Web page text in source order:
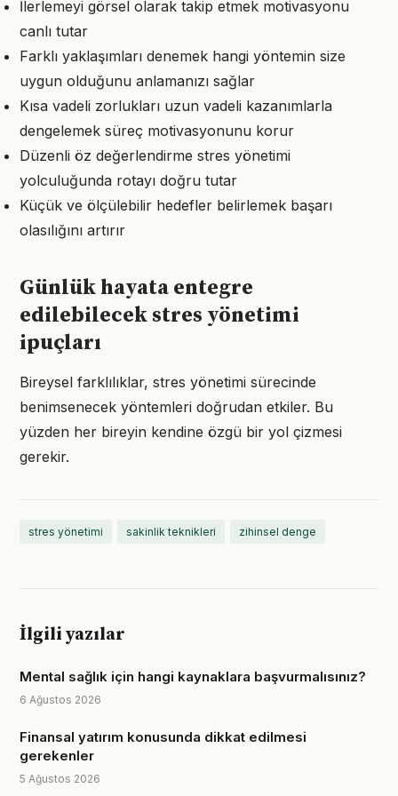
İlerlemeyi görsel olarak takip etmek motivasyonu
canlı tutar
Farklı yaklaşımları denemek hangi yöntemin size
uygun olduğunu anlamanızı sağlar
Kısa vadeli zorlukları uzun vadeli kazanımlarla
dengelemek süreç motivasyonunu korur
Düzenli öz değerlendirme stres yönetimi
yolculuğunda rotayı doğru tutar
Küçük ve ölçülebilir hedefler belirlemek başarı
olasılığını artırır
Günlük hayata entegre
edilebilecek stres yönetimi
ipuçları
Bireysel farklılıklar, stres yönetimi sürecinde
benimsenecek yöntemleri doğrudan etkiler. Bu
yüzden her bireyin kendine özgü bir yol çizmesi
gerekir.
stres yönetimi sakinlik teknikleri zihinsel denge
İlgili yazılar
Mental sağlık için hangi kaynaklara başvurmalısınız?
6 Ağustos 2026
Finansal yatırım konusunda dikkat edilmesi
gerekenler
5 Ağustos 2026